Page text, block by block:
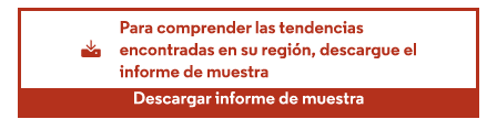
Imagen © Mordor Intelligence. El uso requiere atribución según CC BY 4.0.